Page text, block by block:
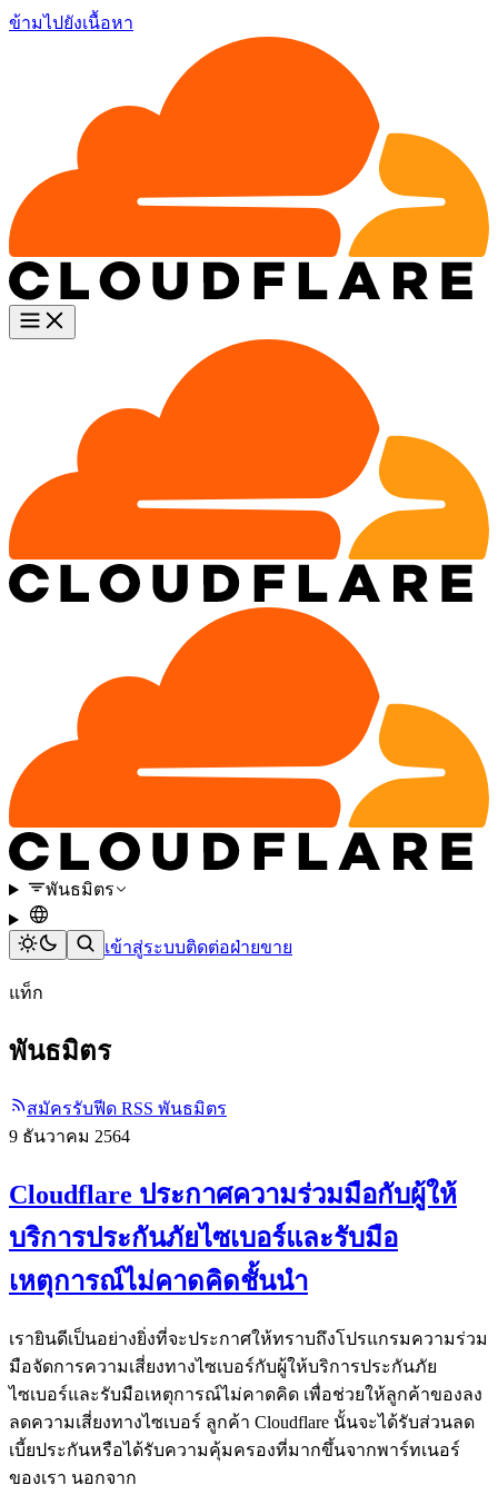
ข้ามไปยังเนื้อหา
พันธมิตร
เข้าสู่ระบบติดต่อฝ่ายขาย
แท็ก
พันธมิตร
สมัครรับฟีด RSS พันธมิตร
9 ธันวาคม 2564
Cloudflare ประกาศความร่วมมือกับผู้ให้
บริการประกันภัยไซเบอร์และรับมือ
เหตุการณ์ไม่คาดคิดชั้นนำ
เรายินดีเป็นอย่างยิ่งที่จะประกาศให้ทราบถึงโปรแกรมความร่วม
มือจัดการความเสี่ยงทางไซเบอร์กับผู้ให้บริการประกันภัย
ไซเบอร์และรับมือเหตุการณ์ไม่คาดคิด เพื่อช่วยให้ลูกค้าของลง
ลดความเสี่ยงทางไซเบอร์ ลูกค้า Cloudflare นั้นจะได้รับส่วนลด
เบี้ยประกันหรือได้รับความคุ้มครองที่มากขึ้นจากพาร์ทเนอร์
ของเรา นอกจาก